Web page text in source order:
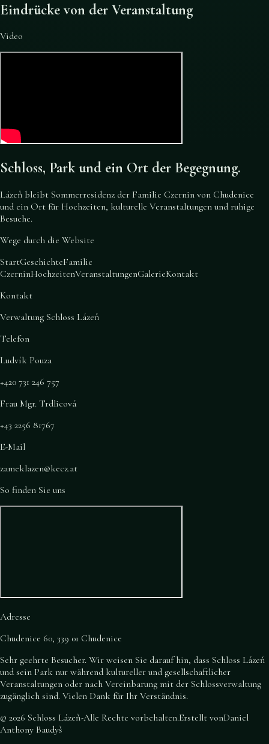
Eindrücke von der Veranstaltung
Video
Schloss, Park und ein Ort der Begegnung.
Lázeň bleibt Sommerresidenz der Familie Czernin von Chudenice
und ein Ort für Hochzeiten, kulturelle Veranstaltungen und ruhige
Besuche.
Wege durch die Website
StartGeschichteFamilie
CzerninHochzeitenVeranstaltungenGalerieKontakt
Kontakt
Verwaltung Schloss Lázeň
Telefon
Ludvík Pouza
+420 731 246 757
Frau Mgr. Trdlicová
+43 2256 81767
E-Mail
zameklazen@kecz.at
So finden Sie uns
Adresse
Chudenice 60, 339 01 Chudenice
Sehr geehrte Besucher. Wir weisen Sie darauf hin, dass Schloss Lázeň
und sein Park nur während kultureller und gesellschaftlicher
Veranstaltungen oder nach Vereinbarung mit der Schlossverwaltung
zugänglich sind. Vielen Dank für Ihr Verständnis.
© 2026 Schloss Lázeň-Alle Rechte vorbehalten.Erstellt vonDaniel
Anthony Baudyš